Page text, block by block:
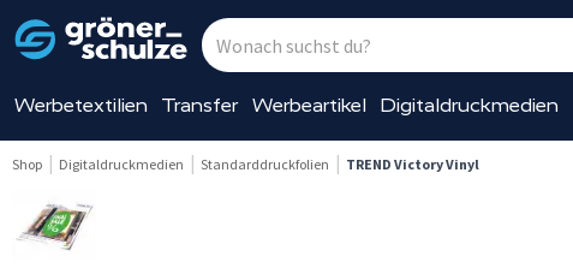
Werbetextilien Transfer Werbeartikel Digitaldruckmedien
Shop Digitaldruckmedien Standarddruckfolien TREND Victory Vinyl